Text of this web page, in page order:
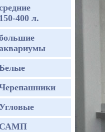
150-400 л.
САМП